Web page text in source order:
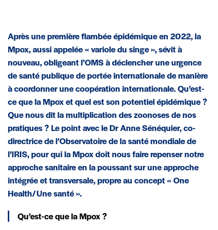
Après une première flambée épidémique en 2022, la
Mpox, aussi appelée « variole du singe », sévit à
nouveau, obligeant l’OMS à déclencher une urgence
de santé publique de portée internationale de manière
à coordonner une coopération internationale. Qu’est-
ce que la Mpox et quel est son potentiel épidémique ?
Que nous dit la multiplication des zoonoses de nos
pratiques ? Le point avec le Dr Anne Sénéquier, co-
directrice de l’Observatoire de la santé mondiale de
l’IRIS, pour qui la Mpox doit nous faire repenser notre
approche sanitaire en la poussant sur une approche
intégrée et transversale, propre au concept « One
Health/Une santé ».
Qu’est-ce que la Mpox ?